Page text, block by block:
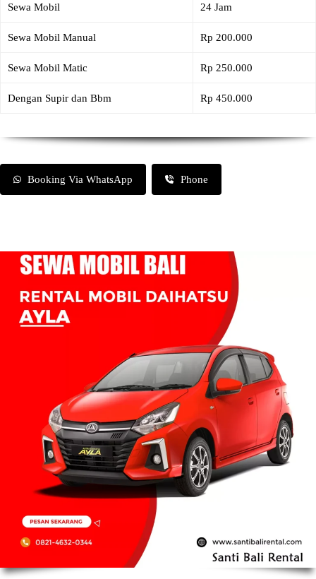
Sewa Mobil 24 Jam
Sewa Mobil Manual Rp 200.000
Sewa Mobil Matic Rp 250.000
Dengan Supir dan Bbm Rp 450.000
Booking Via WhatsApp Phone